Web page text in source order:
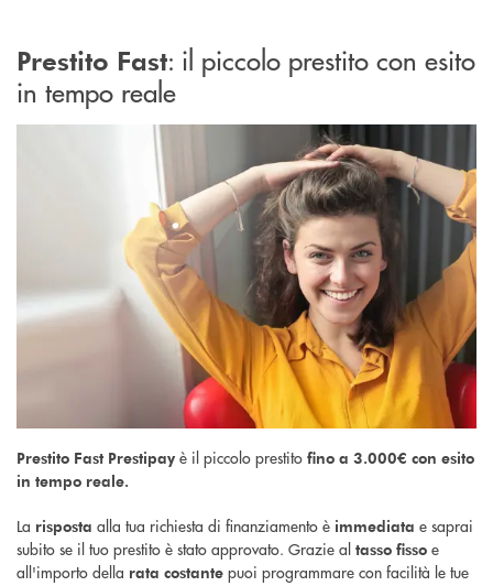
Prestito Fast: il piccolo prestito con esito
in tempo reale
Prestito Fast Prestipay è il piccolo prestito fino a 3.000€ con esito
in tempo reale.
La risposta alla tua richiesta di finanziamento è immediata e saprai
subito se il tuo prestito è stato approvato. Grazie al tasso fisso e
all'importo della rata costante puoi programmare con facilità le tue